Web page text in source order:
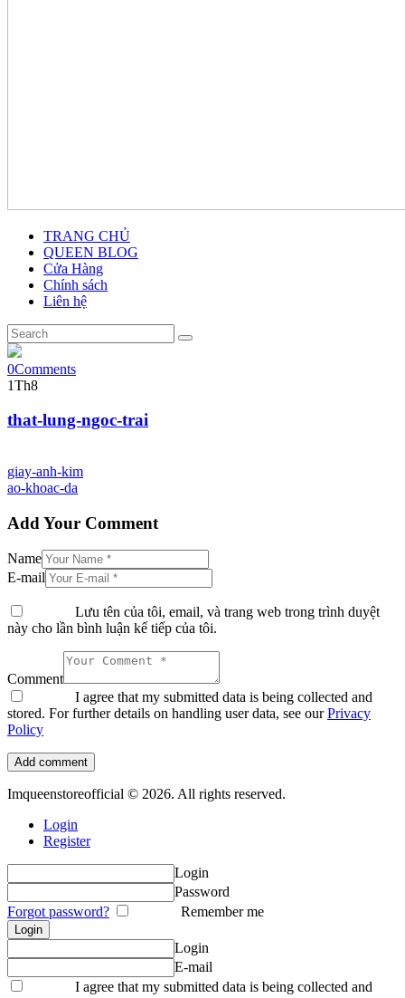
TRANG CHỦ
QUEEN BLOG
Cửa Hàng
Chính sách
Liên hệ
0Comments
1Th8
that-lung-ngoc-trai
giay-anh-kim
ao-khoac-da
Add Your Comment
Name
E-mail
Lưu tên của tôi, email, và trang web trong trình duyệt
này cho lần bình luận kế tiếp của tôi.
Comment
I agree that my submitted data is being collected and
stored. For further details on handling user data, see ourPrivacy
Policy
Imqueenstoreofficial © 2026. All rights reserved.
Login
Register
Login
Password
Forgot password?
Remember me
Login
E-mail
I agree that my submitted data is being collected and